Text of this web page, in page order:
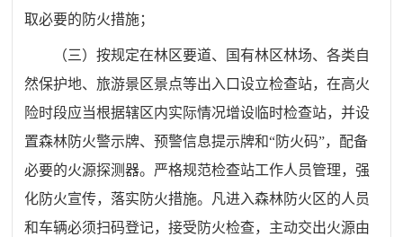
取必要的防火措施；
（三）按规定在林区要道、国有林区林场、各类自
然保护地、旅游景区景点等出入口设立检查站，在高火
险时段应当根据辖区内实际情况增设临时检查站，并设
置森林防火警示牌、预警信息提示牌和“防火码”， 配备
必要的火源探测器。严格规范检查站工作人员管理，强
化防火宣传，落实防火措施。
凡进入森林防火区的人员
和车辆必须扫码登记，接受防火检查，主动交出火源由